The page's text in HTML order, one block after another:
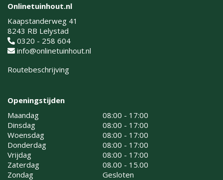
Onlinetuinhout.nl
Kaapstanderweg 41
8243 RB Lelystad
0320 - 258 604
info@onlinetuinhout.nl
Routebeschrijving
Openingstijden
Maandag
08:00 - 17:00
Dinsdag
08:00 - 17:00
Woensdag
08:00 - 17:00
Donderdag
08:00 - 17:00
Vrijdag
08:00 - 17:00
Zaterdag
08.00 - 15.00
Zondag
Gesloten